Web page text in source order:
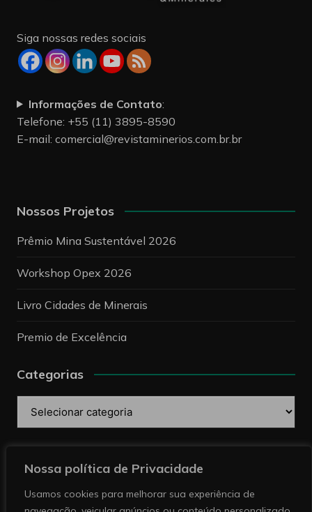
Nossa política de Privacidade
Usamos cookies para melhorar sua experiência de
Siga nossas redes sociais
Informações de Contato:
Telefone: +55 (11) 3895-8590
E-mail: comercial@revistaminerios.com.br.br
Nossos Projetos
Prêmio Mina Sustentável 2026
Workshop Opex 2026
Livro Cidades de Minerais
Premio de Excelência
Categorias